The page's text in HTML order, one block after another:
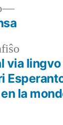
afiŝo:
via lingvo
la
Sekva
afiŝo: